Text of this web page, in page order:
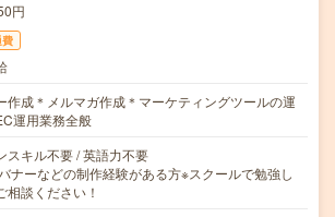
円
作成＊メルマガ作成＊マーケティングツールの運
運用業務全般
スキル不要 / 英語力不要
ナーなどの制作経験がある方※スクールで勉強し
相談ください！